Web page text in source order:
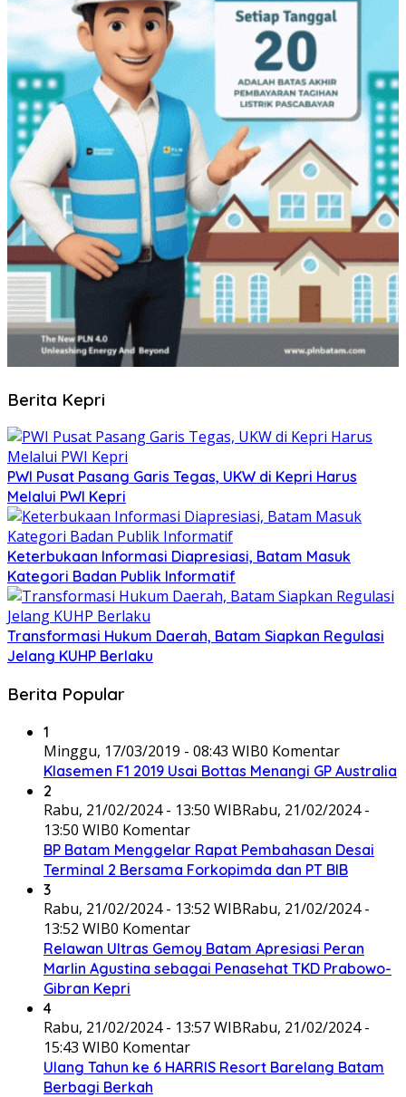
Berita Kepri
PWI Pusat Pasang Garis Tegas, UKW di Kepri Harus
Melalui PWI Kepri
Keterbukaan Informasi Diapresiasi, Batam Masuk
Kategori Badan Publik Informatif
Transformasi Hukum Daerah, Batam Siapkan Regulasi
Jelang KUHP Berlaku
Berita Popular
1
Minggu, 17/03/2019 - 08:43 WIB0 Komentar
Klasemen F1 2019 Usai Bottas Menangi GP Australia
2
Rabu, 21/02/2024 - 13:50 WIBRabu, 21/02/2024 -
13:50 WIB0 Komentar
BP Batam Menggelar Rapat Pembahasan Desai
Terminal 2 Bersama Forkopimda dan PT BIB
3
Rabu, 21/02/2024 - 13:52 WIBRabu, 21/02/2024 -
13:52 WIB0 Komentar
Relawan Ultras Gemoy Batam Apresiasi Peran
Marlin Agustina sebagai Penasehat TKD Prabowo-
Gibran Kepri
4
Rabu, 21/02/2024 - 13:57 WIBRabu, 21/02/2024 -
15:43 WIB0 Komentar
Ulang Tahun ke 6 HARRIS Resort Barelang Batam
Berbagi Berkah